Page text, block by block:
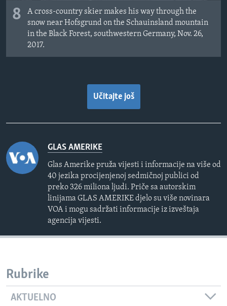
8
A cross-country skier makes his way through the
snow near Hofsgrund on the Schauinsland mountain
in the Black Forest, southwestern Germany, Nov. 26,
2017.
Učitajte još
GLAS AMERIKE
Glas Amerike pruža vijesti i informacije na više od
40 jezika procijenjenoj sedmičnoj publici od
preko 326 miliona ljudi. Priče sa autorskim
linijama GLAS AMERIKE djelo su više novinara
VOA i mogu sadržati informacije iz izveštaja
agencija vijesti.
Rubrike
AKTUELNO